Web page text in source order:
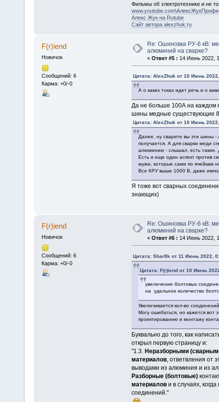
Фильмы об электротехнике и не
www.youtube.com\АлексЖукПрофи
Алекс Жук на Rutube
Сайт автора alexzhuk.ru
F(r)iend
Новичок
Сообщений: 6
Карма: +0/-0
Re: Ошиновка РУ-6 кВ:
алюминий на сварке?
« Ответ #5 : 14 Июнь 2022,
Цитата: AlexZhuk от 10 Июнь
А о каких токах идет речь и о
Да не больше 100А на каждом
шины медные существующие
Цитата: AlexZhuk от 10 Июнь
Далее, ну сварите вы эти шины -
получается. А для сварки меди
алюминию - слышал, есть такие.
Есть и еще один аспект против
мужи, которые сами по ячейкам
Все КРУ выше 1000 В, даже
Я тоже вот сварных
знающих)
F(r)iend
Новичок
Сообщений: 6
Карма: +0/-0
Re: Ошиновка РУ-6 кВ:
алюминий на сварке?
« Ответ #6 : 14 Июнь 2022,
Цитата: Sharfik от 11 Июнь 2022,
Цитата: F(r)iend от 10 Июнь
увеличение болтовых
на удельное количество
Увеличивается кол-во
Могу ошибаться, но кажется вот
проектированию и монтажу
Буквально до того, как
открыл первую страницу и:
"1.3. Неразборными
материалов, ответвления от
выводами из алюминия и из
Разборные (болтовые)
материалови в случаях,
соединений."